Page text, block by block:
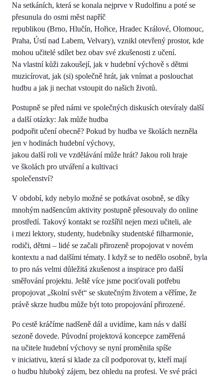
Na setkáních, která se konala nejprve v Rudolfinu a poté se
přesunula do osmi měst napříč
republikou (Brno, Hlučín, Hořice, Hradec Králové, Olomouc,
Praha, Ústí nad Labem, Velvary), vznikl otevřený prostor, kde
mohou učitelé sdílet bez obav své zkušenosti z učení.
Na vlastní kůži zakoušejí, jak v hudební výchově s dětmi
muzicírovat, jak (si) společně hrát, jak vnímat a poslouchat
hudbu a jak ji nechat vstoupit do našich životů.
Postupně se před námi ve společných diskusích otevíraly další
a další otázky: Jak může hudba
podpořit učení obecně? Pokud by hudba ve školách nezněla
jen v hodinách hudební výchovy,
jakou další roli ve vzdělávání může hrát? Jakou roli hraje
ve školách pro utváření a kultivaci
společenství?
V období, kdy nebylo možné se potkávat osobně, se díky
mnohým nadšencům aktivity postupně přesouvaly do online
prostředí. Takový kontakt se rozšířil nejen mezi učiteli, ale
i mezi lektory, studenty, hudebníky studentské filharmonie,
rodiči, dětmi – lidé se začali přirozeně propojovat v novém
kontextu a nad dalšími tématy. I když se to nedělo osobně, byla
to pro nás velmi důležitá zkušenost a inspirace pro další
směřování projektu. Ještě více jsme pociťovali potřebu
propojovat „školní svět“ se skutečným životem a věříme, že
právě skrze hudbu může být toto propojování přirozené.
Po cestě kráčíme nadšeně dál a uvidíme, kam nás v další
sezoně dovede. Původní projektová koncepce zaměřená
na učitele hudební výchovy se nyní proměnila spíše
v iniciativu, která si klade za cíl podporovat ty, kteří mají
o hudbu hluboký zájem, bez ohledu na profesi. Ve své práci